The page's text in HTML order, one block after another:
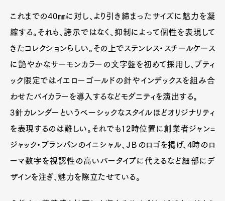
これまでの40㎜に対し、より引き締まったサイズに魅力を凝
縮する。それも、誇示ではなく、抑制によって個性を表現して
きたコレクションらしい。その上でステンレス・スチールケース
に艶やかなサーモンカラーの文字盤を初めて採用し、ブティ
ック限定ではイエローゴールドの針やインデックスを組み合
わせたバイカラーを導入するなどモダニティを演出する。
3針カレンダーというベーシックなスタイルほどオリジナリティ
を表現するのは難しい。それでも12時位置に創業者ジャン=
ジャック・ブランパンのイニシャル、ＪＢのロゴを掲げ、4時のロ
ーマ数字を視認性の高いバータイプに代えるなど細部にデ
ザインを注ぎ、魅力を際立たせている。